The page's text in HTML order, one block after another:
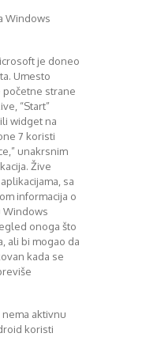
Oktobar 2016
Januar 2017
Mart 2017
April 2017
Maj 2017
Juni 2017
Juli 2017
August 2017
Oktobar 2017
Novembar 2017
Decembar 2017
Februar 2018
Juli 2018
August 2018
Windows
je doneo
Umesto
strane
“Start”
widget na
7 koristi
unakrsnim
Žive
sa
informacija o
Windows
onoga što
ali bi mogao da
kada se
aktivnu
koristi